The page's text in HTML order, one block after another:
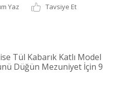
Yaz
Tavsiye Et
Tül Kabarık Katlı Model
Düğün Mezuniyet İçin 9